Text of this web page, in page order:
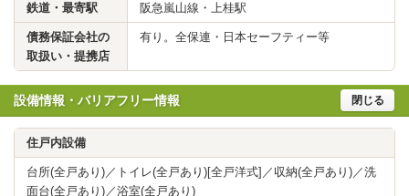
鉄道・最寄駅 阪急嵐山線・上桂駅
債務保証会社の
取扱い・提携店
有り。全保連・日本セーフティー等
設備情報・バリアフリー情報 閉じる
住戸内設備
台所(全戸あり)／トイレ(全戸あり)[全戸洋式]／収納(全戸あり)／洗
面台(全戸あり)／浴室(全戸あり)